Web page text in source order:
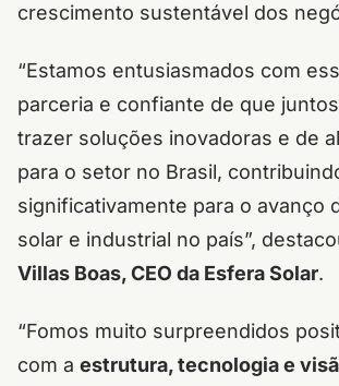
crescimento sustentável dos
“Estamos entusiasmados com
parceria e confiante de que
trazer soluções inovadoras e de
para o setor no Brasil,
significativamente para o avanço
solar e industrial no país”,
Villas Boas, CEO da Esfera Solar.
“Fomos muito surpreendidos
com a estrutura, tecnologia e